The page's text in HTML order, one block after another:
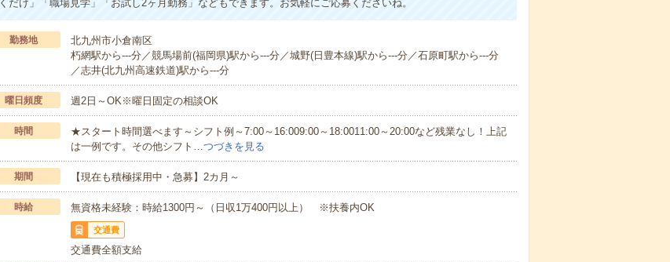
くだけ」「職場見学」「お試し2ヶ月勤務」などもできます。お気軽にご応募くださいね。
勤務地
北九州市小倉南区
朽網駅から---分／競馬場前(福岡県)駅から---分／城野(日豊本線)駅から---分／石原町駅から---分
／志井(北九州高速鉄道)駅から---分
曜日頻度 週2日～OK※曜日固定の相談OK
時間
★スタート時間選べます～シフト例～7:00～16:009:00～18:0011:00～20:00など残業なし！上記
は一例です。その他シフト…つづきを見る
期間 【現在も積極採用中・急募】2カ月～
時給 無資格未経験：時給1300円～（日収1万400円以上） ※扶養内OK
交通費
交通費全額支給